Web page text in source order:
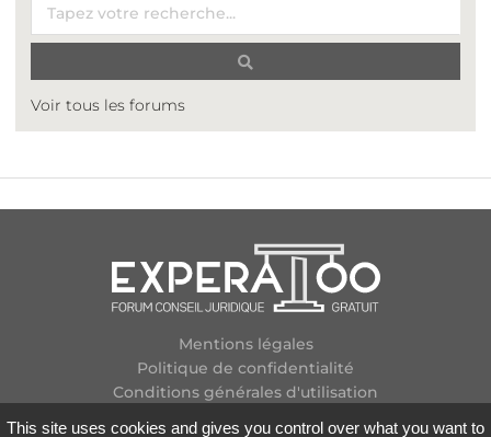
Voir tous les forums
Mentions légales
Politique de confidentialité
Conditions générales d'utilisation
This site uses cookies and gives you control over what you want to